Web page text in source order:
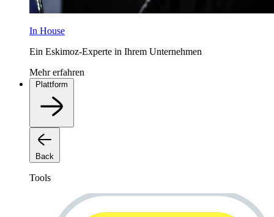
In House
Ein Eskimoz-Experte in Ihrem Unternehmen
Mehr erfahren
Plattform
Back
Tools